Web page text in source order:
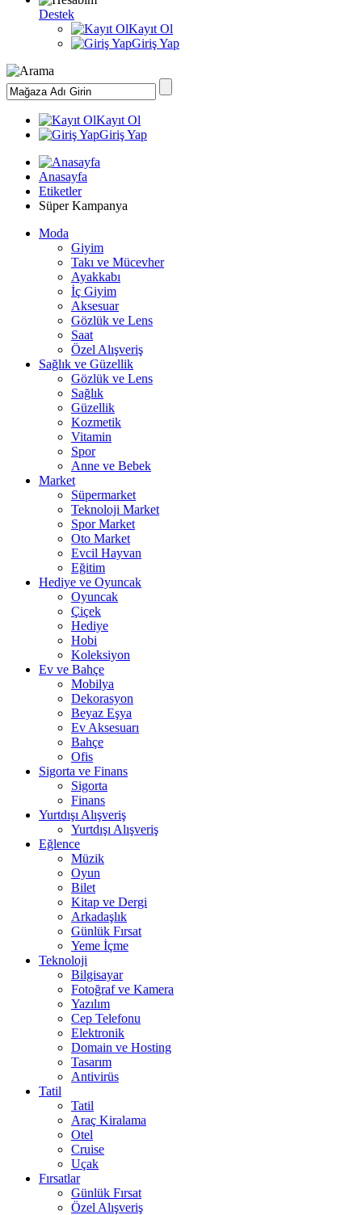
Destek
Kayıt Ol
Giriş Yap
Kayıt Ol
Giriş Yap
Anasayfa
Etiketler
Süper Kampanya
Moda
Giyim
Takı ve Mücevher
Ayakkabı
İç Giyim
Aksesuar
Gözlük ve Lens
Saat
Özel Alışveriş
Sağlık ve Güzellik
Gözlük ve Lens
Sağlık
Güzellik
Kozmetik
Vitamin
Spor
Anne ve Bebek
Market
Süpermarket
Teknoloji Market
Spor Market
Oto Market
Evcil Hayvan
Eğitim
Hediye ve Oyuncak
Oyuncak
Çiçek
Hediye
Hobi
Koleksiyon
Ev ve Bahçe
Mobilya
Dekorasyon
Beyaz Eşya
Ev Aksesuarı
Bahçe
Ofis
Sigorta ve Finans
Sigorta
Finans
Yurtdışı Alışveriş
Yurtdışı Alışveriş
Eğlence
Müzik
Oyun
Bilet
Kitap ve Dergi
Arkadaşlık
Günlük Fırsat
Yeme İçme
Teknoloji
Bilgisayar
Fotoğraf ve Kamera
Yazılım
Cep Telefonu
Elektronik
Domain ve Hosting
Tasarım
Antivirüs
Tatil
Tatil
Araç Kiralama
Otel
Cruise
Uçak
Fırsatlar
Günlük Fırsat
Özel Alışveriş